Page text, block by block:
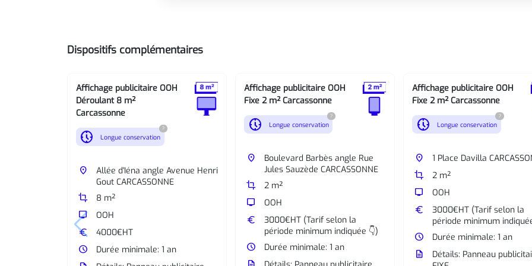
Dispositifs complémentaires
Affichage publicitaire OOH
Déroulant 8 m²
Carcassonne
nest_clock_farsight_analog Longue conservation
?
place
Allée d'Iéna angle Avenue Henri
Gout CARCASSONNE
crop
8 m²
tv
OOH
euro
4000€HT
watch_later
Durée minimale: 1 an
Affichage publicitaire OOH
Fixe 2 m² Carcassonne
nest_clock_farsight_analog Longue conservation
?
place
Boulevard Barbès angle Rue
Jules Sauzède CARCASSONNE
crop
2 m²
tv
OOH
euro
3000€HT (Tarif selon la
période minimum indiquée 👇)
watch_later
Durée minimale: 1 an
Affichage publicitaire OOH
Fixe 2 m² Carcassonne
nest_clock_farsight_analog Longue conservation
?
place
1 Place Davilla
crop
2 m²
tv
OOH
euro
3000€HT (Tarif selon la
période minimum
watch_later
Durée minimale: 1 an
description
Détails: Panneau